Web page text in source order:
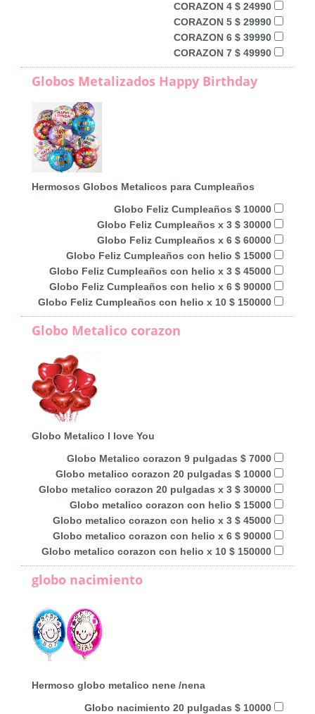
CORAZON 4 $ 24990
CORAZON 5 $ 29990
CORAZON 6 $ 39990
CORAZON 7 $ 49990
Globos Metalizados Happy Birthday
Hermosos Globos Metalicos para Cumpleaños
Globo Feliz Cumpleaños $ 10000
Globo Feliz Cumpleaños x 3 $ 30000
Globo Feliz Cumpleaños x 6 $ 60000
Globo Feliz Cumpleaños con helio $ 15000
Globo Feliz Cumpleaños con helio x 3 $ 45000
Globo Feliz Cumpleaños con helio x 6 $ 90000
Globo Feliz Cumpleaños con helio x 10 $ 150000
Globo Metalico corazon
Globo Metalico I love You
Globo Metalico corazon 9 pulgadas $ 7000
Globo metalico corazon 20 pulgadas $ 10000
Globo metalico corazon 20 pulgadas x 3 $ 30000
Globo metalico corazon con helio $ 15000
Globo metalico corazon con helio x 3 $ 45000
Globo metalico corazon con helio x 6 $ 90000
Globo metalico corazon con helio x 10 $ 150000
globo nacimiento
Hermoso globo metalico nene /nena
Globo nacimiento 20 pulgadas $ 10000